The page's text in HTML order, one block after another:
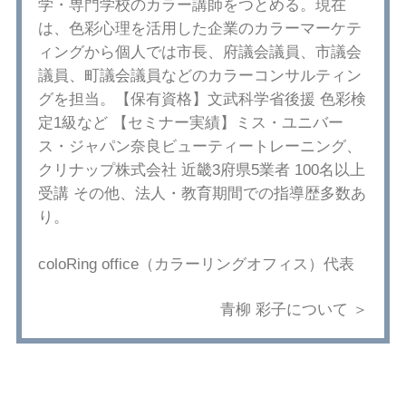
学・専門学校のカラー講師をつとめる。現在
は、色彩心理を活用した企業のカラーマーケテ
ィングから個人では市長、府議会議員、市議会
議員、町議会議員などのカラーコンサルティン
グを担当。【保有資格】文武科学省後援 色彩検
定1級など 【セミナー実績】ミス・ユニバー
ス・ジャパン奈良ビューティートレーニング、
クリナップ株式会社 近畿3府県5業者 100名以上
受講 その他、法人・教育期間での指導歴多数あ
り。
coloRing office（カラーリングオフィス）代表
青柳 彩子について ＞